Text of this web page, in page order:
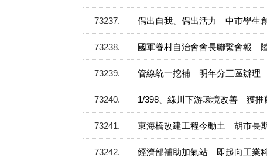
73237 偶出自我、偶出活力 中市學生
73238 國軍眷村自治會會長聯繫會報
73239 管線統一挖補 明年分三區辦理
73240 1/398、綠川下游環境改善 獲推
73241 東海橋改建工程今動土 胡市長
73242 經濟部補助加氣站 即起向工業